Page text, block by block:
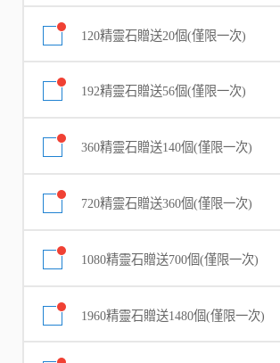
120精靈石贈送20個(僅限一次)
192精靈石贈送56個(僅限一次)
360精靈石贈送140個(僅限一次)
720精靈石贈送360個(僅限一次)
1080精靈石贈送700個(僅限一次)
1960精靈石贈送1480個(僅限一次)